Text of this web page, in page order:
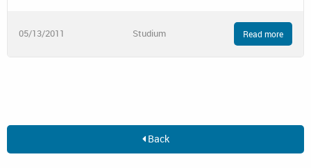
05/13/2011 Studium Read more
Back